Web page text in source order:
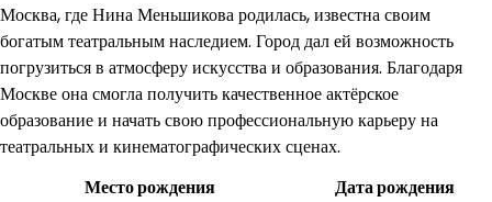
Москва, где Нина Меньшикова родилась, известна своим
богатым театральным наследием. Город дал ей возможность
погрузиться в атмосферу искусства и образования. Благодаря
Москве она смогла получить качественное актёрское
образование и начать свою профессиональную карьеру на
театральных и кинематографических сценах.
Место рождения
Дата рождения